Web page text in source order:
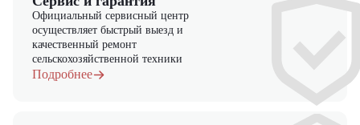
Официальный сервисный центр
осуществляет быстрый выезд и
качественный ремонт
сельскохозяйственной техники
Подробнее